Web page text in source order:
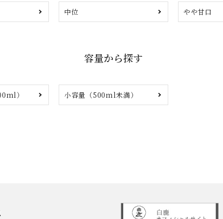
中位 やや甘口
容量から探す
） 小容量（500ml未満）